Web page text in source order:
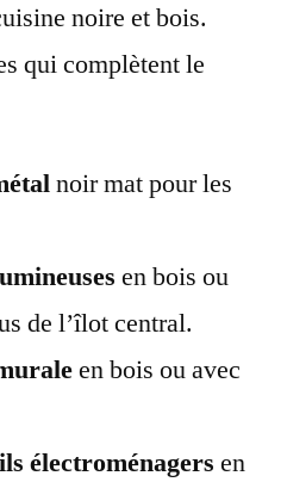
noire et bois.
qui complètent le
noir mat pour les
en bois ou
de l’îlot central.
en bois ou avec
électroménagers en